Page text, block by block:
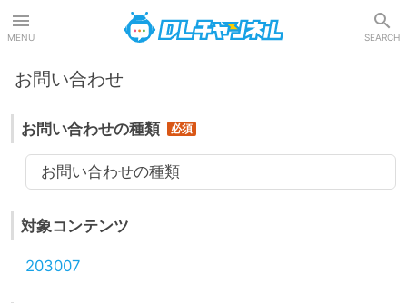
MENU SEARCH
お問い合わせ
お問い合わせの種類
お問い合わせの種類
対象コンテンツ
203007